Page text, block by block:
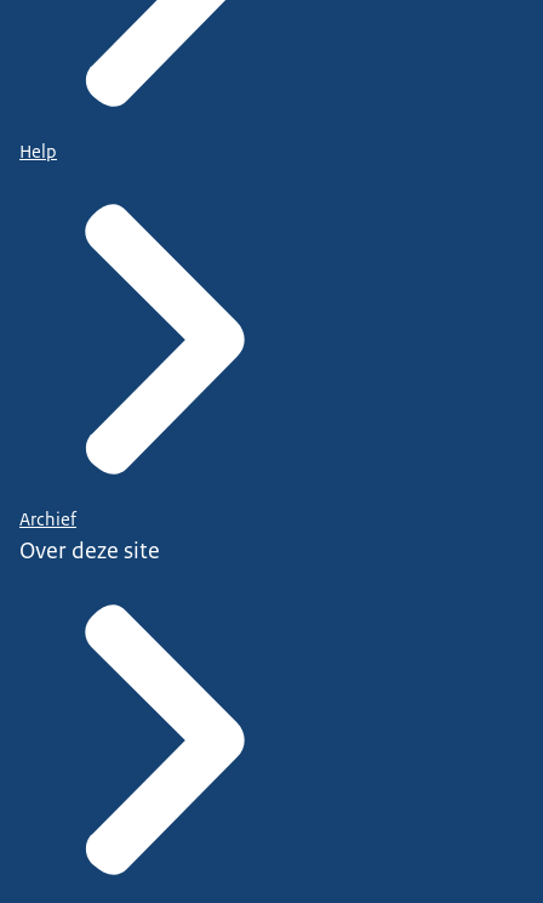
Help
Archief
Over deze site